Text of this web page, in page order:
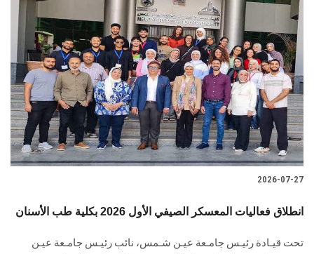
2026-07-27
انطلاق فعاليات المعسكر الصيفي الأول 2026 بكلية طب الأسنان
تحت قيـادة رئيـس جامـعة عيـن شـمس، نائب رئيـس جامـعة عيـن